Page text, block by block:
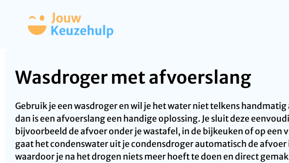
Wasdroger met afvoerslang
Gebruik je een wasdroger en wil je het water niet telkens
dan is een afvoerslang een handige oplossing. Je sluit deze
bijvoorbeeld de afvoer onder je wastafel, in de bijkeuken of op een
gaat het condenswater uit je condensdroger automatisch de afvoer
waardoor je na het drogen niets meer hoeft te doen en direct